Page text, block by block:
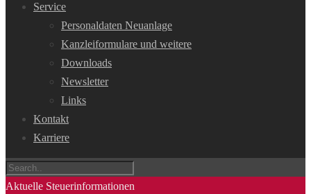
Service
Personaldaten Neuanlage
Kanzleiformulare und weitere
Downloads
Newsletter
Links
Kontakt
Karriere
Aktuelle Steuerinformationen